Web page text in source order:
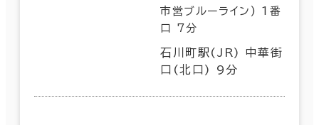
市営ブルーライン) 1番
口 7分
石川町駅(JR) 中華街
口(北口) 9分